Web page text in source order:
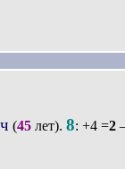
(45лет). 8: +4 =2